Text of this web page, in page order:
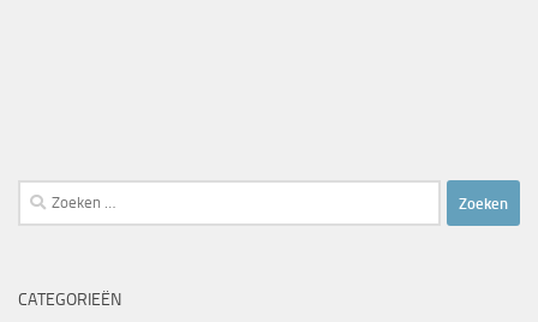
Zoeken
naar:
CATEGORIEËN